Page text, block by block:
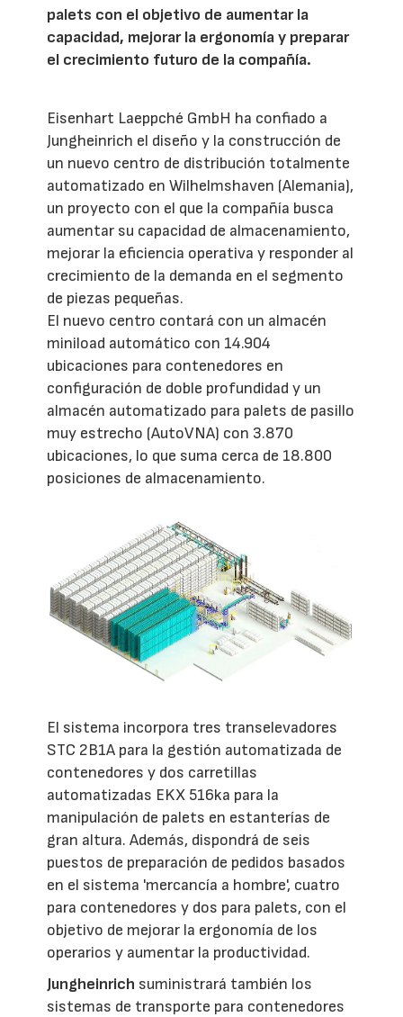
palets con el objetivo de aumentar la
capacidad, mejorar la ergonomía y preparar
el crecimiento futuro de la compañía.
Eisenhart Laeppché GmbH ha confiado a
Jungheinrich el diseño y la construcción de
un nuevo centro de distribución totalmente
automatizado en Wilhelmshaven (Alemania),
un proyecto con el que la compañía busca
aumentar su capacidad de almacenamiento,
mejorar la eficiencia operativa y responder al
crecimiento de la demanda en el segmento
de piezas pequeñas.
El nuevo centro contará con un almacén
miniload automático con 14.904
ubicaciones para contenedores en
configuración de doble profundidad y un
almacén automatizado para palets de pasillo
muy estrecho (AutoVNA) con 3.870
ubicaciones, lo que suma cerca de 18.800
posiciones de almacenamiento.
El sistema incorpora tres transelevadores
STC 2B1A para la gestión automatizada de
contenedores y dos carretillas
automatizadas EKX 516ka para la
manipulación de palets en estanterías de
gran altura. Además, dispondrá de seis
puestos de preparación de pedidos basados
en el sistema 'mercancía a hombre', cuatro
para contenedores y dos para palets, con el
objetivo de mejorar la ergonomía de los
operarios y aumentar la productividad.
Jungheinrich suministrará también los
sistemas de transporte para contenedores